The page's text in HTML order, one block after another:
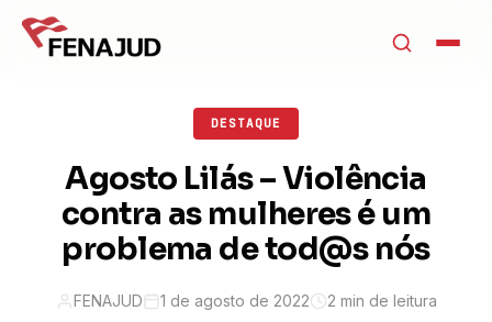
DESTAQUE
Agosto Lilás – Violência
contra as mulheres é um
problema de tod@s nós
FENAJUD 1 de agosto de 2022 2 min de leitura